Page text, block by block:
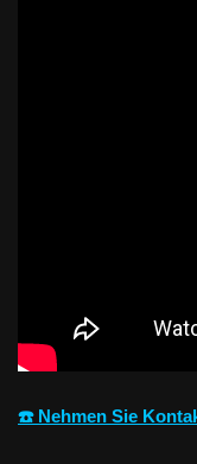
☎️ Nehmen Sie